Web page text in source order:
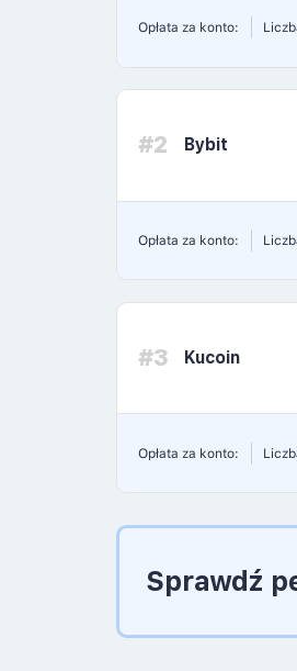
Opłata za konto:
#2 Bybit
Opłata za konto:
#3 Kucoin
Opłata za konto:
Sprawdź